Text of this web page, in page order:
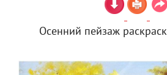
Осенний пейзаж